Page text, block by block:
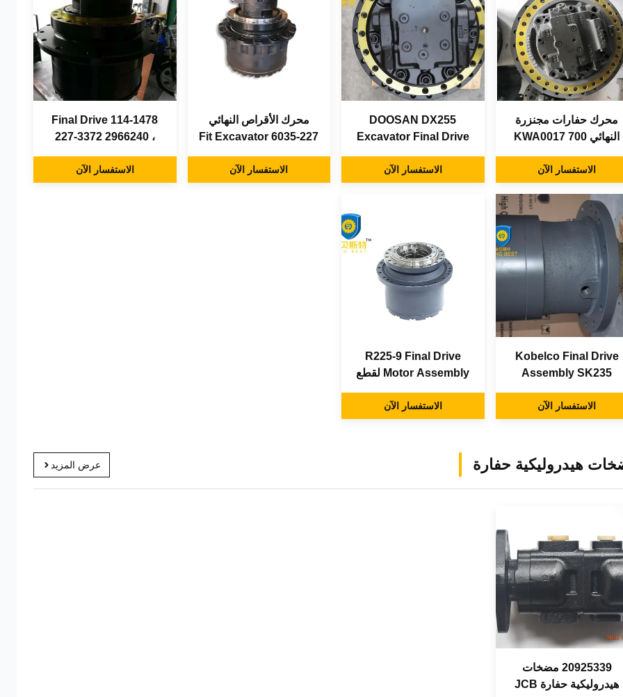
محرك حفارات مجنزرة
النهائي KWA0017 700
Motor Assy
الاستفسار الآن
DOOSAN DX255
Excavator Final Drive
Assy
الاستفسار الآن
محرك الأقراص النهائي
227-6035 Fit Excavator
320D 321B 321C 321D
الاستفسار الآن
Final Drive 114-1478
227-3372 2966240 ،
Final Drive
الاستفسار الآن
Kobelco Final Drive
Assembly SK235
YN32W00004F2
الاستفسار الآن
R225-9 Final Drive
Motor Assembly لقطع
الاستفسار الآن
هيدروليكية حفارة عرض المزيد
20925339 مضخات
هيدروليكية حفارة JCB